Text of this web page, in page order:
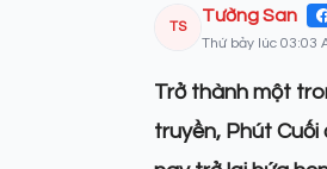
TS
Tường San
Thứ bảy lúc 03:03
Trở thành một
truyền, Phút